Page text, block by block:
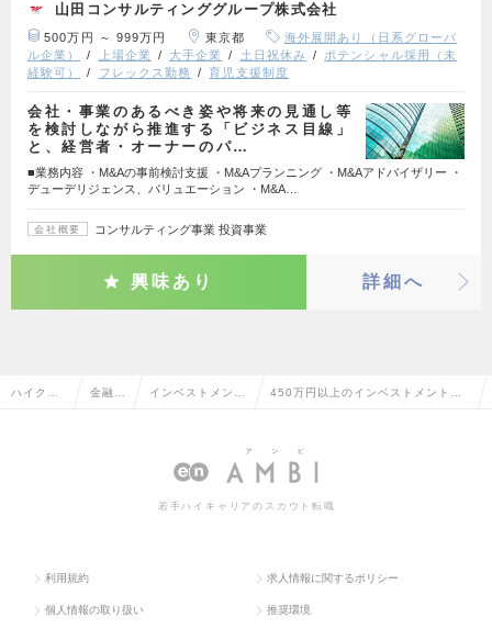
山田コンサルティンググループ株式会社
500万円 ～ 999万円 東京都
海外展開あり（日系グローバ
ル企業）
上場企業 大手企業 土日祝休み
ポテンシャル採用（未
経験可）
フレックス勤務 育児支援制度
会社・事業のあるべき姿や将来の見通し等
を検討しながら推進する「ビジネス目線」
と、経営者・オーナーのパ…
■業務内容 ・M&Aの事前検討支援 ・M&Aプランニング ・M&Aアドバイザリー ・
デューデリジェンス、バリュエーション ・M&A…
会社概要 コンサルティング事業 投資事業
興味あり 詳細へ
ハイクラ 金融系 インベストメント 450万円以上のインベストメントバ
覧
若手ハイキャリアのスカウト転職
利用規約 求人情報に関するポリシー
個人情報の取り扱い 推奨環境